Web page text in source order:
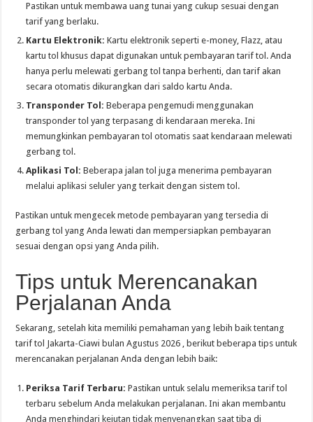
Pastikan untuk membawa uang tunai yang cukup sesuai dengan
tarif yang berlaku.
Kartu Elektronik: Kartu elektronik seperti e-money, Flazz, atau
kartu tol khusus dapat digunakan untuk pembayaran tarif tol. Anda
hanya perlu melewati gerbang tol tanpa berhenti, dan tarif akan
secara otomatis dikurangkan dari saldo kartu Anda.
Transponder Tol: Beberapa pengemudi menggunakan
transponder tol yang terpasang di kendaraan mereka. Ini
memungkinkan pembayaran tol otomatis saat kendaraan melewati
gerbang tol.
Aplikasi Tol: Beberapa jalan tol juga menerima pembayaran
melalui aplikasi seluler yang terkait dengan sistem tol.
Pastikan untuk mengecek metode pembayaran yang tersedia di
gerbang tol yang Anda lewati dan mempersiapkan pembayaran
sesuai dengan opsi yang Anda pilih.
Tips untuk Merencanakan
Perjalanan Anda
Sekarang, setelah kita memiliki pemahaman yang lebih baik tentang
tarif tol Jakarta-Ciawi bulan Agustus 2026 , berikut beberapa tips untuk
merencanakan perjalanan Anda dengan lebih baik:
Periksa Tarif Terbaru: Pastikan untuk selalu memeriksa tarif tol
terbaru sebelum Anda melakukan perjalanan. Ini akan membantu
Anda menghindari kejutan tidak menyenangkan saat tiba di